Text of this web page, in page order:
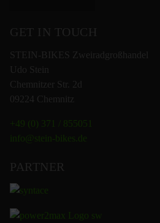
GET IN TOUCH
STEIN-BIKES Zweiradgroßhandel
Udo Stein
Chemnitzer Str. 2d
09224 Chemnitz
+49 (0) 371 / 855051
info@stein-bikes.de
PARTNER